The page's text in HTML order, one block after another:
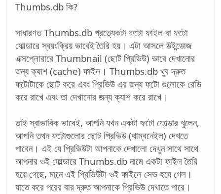
Thumbs.db কি?
সাধারণত Thumbs.db প্রত্যেকটা ফটো ফাইল বা ফটো
ফোল্ডারে স্বয়ংক্রিয় ভাবেই তৈরি হয়। এটা আসলে উইন্ডোজ
এক্সপ্লোরারে Thumbnail (ছোট প্রিভিউ) ভাবে দেখানোর
জন্য ক্যাশ (cache) ফাইল। Thumbs.db খুব দ্রুত
ফটোটাকে ছোট করে এবং প্রিভিউ এর জন্য ফটো গুলোকে রেডি
করে রাখে এবং তা দেখানোর জন্য ক্যাশ করে রাখে।
তাই স্বাভাবিক ভাবেই, আপনি যখন একটা ফটো ফোল্ডার খুলেন,
আপনি তখন ফটোগুলোর ছোট প্রিভিউ (থাম্বনেইল) দেখতে
পাবেন। এই যে প্রিভিউটা আপনাকে দেখালো দেখুন সাথে সাথে
আপনার ওই ফোল্ডারে Thumbs.db নামে একটা ফাইল তৈরি
হয়ে গেছে, মানে এই প্রিভিউটা ওই ফাইলে সেভ হয়ে গেল।
যাতে করে পরের বার দ্রুত আপনাকে প্রিভিউ দেখাতে পারে।